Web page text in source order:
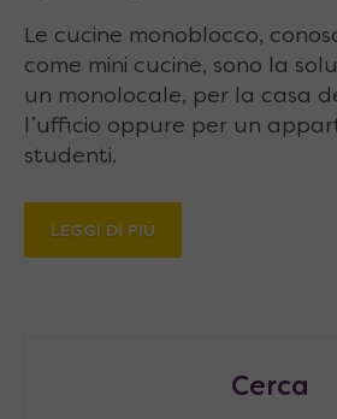
Le cucine monoblocco,
come mini cucine, sono la
un monolocale, per la casa
l’ufficio oppure per un
studenti.
LEGGI DI PIÙ
Cerca